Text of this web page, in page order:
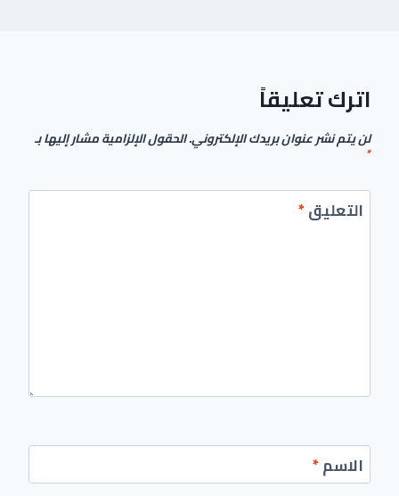
اترك تعليقاً
لن يتم نشر عنوان بريدك الإلكتروني.الحقول الإلزامية مشار إليها بـ
*
التعليق*
الاسم*